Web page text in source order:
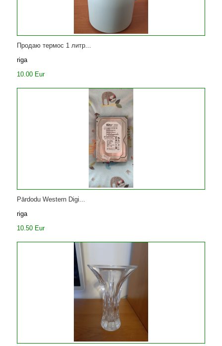
Продаю термос 1 литр...
riga
10.00 Eur
Pārdodu Western Digi...
riga
10.50 Eur